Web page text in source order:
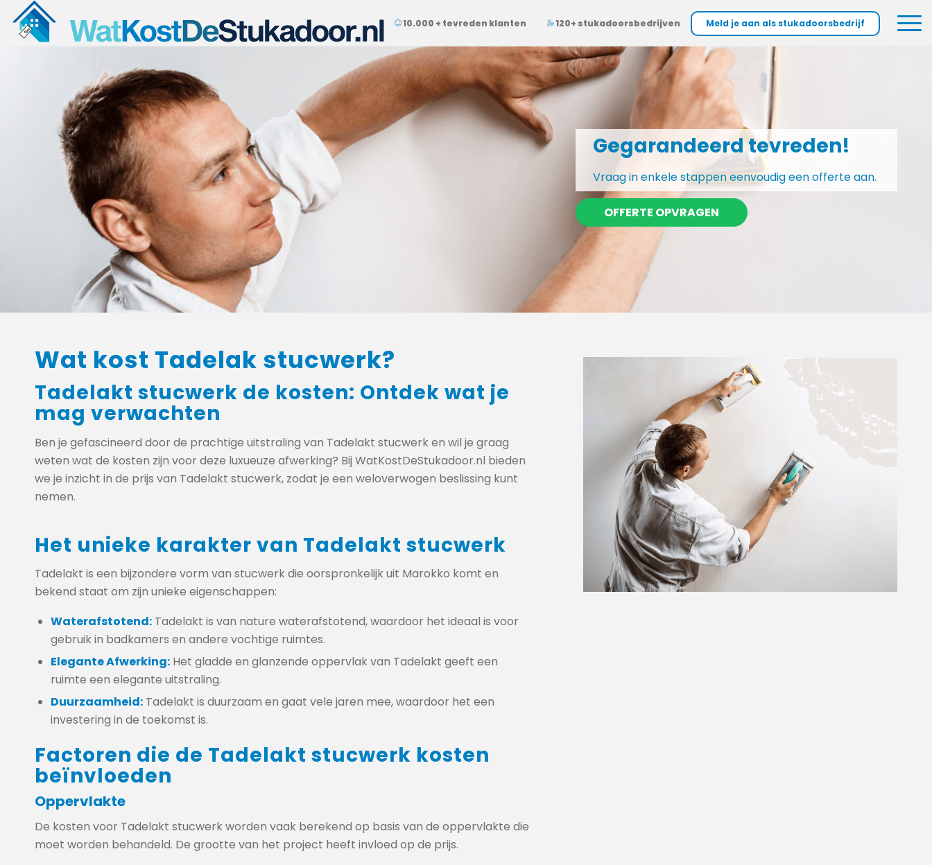
Meld je aan als stukadoorsbedrijf
120+ stukadoorsbedrijven
10.000 + tevreden klanten
Gegarandeerd tevreden!
Vraag in enkele stappen eenvoudig een offerte aan.
OFFERTE OPVRAGEN
Wat kost Tadelak stucwerk?
Tadelakt stucwerk de kosten: Ontdek wat je
mag verwachten
Ben je gefascineerd door de prachtige uitstraling van Tadelakt stucwerk en wil je graag
weten wat de kosten zijn voor deze luxueuze afwerking? Bij WatKostDeStukadoor.nl bieden
we je inzicht in de prijs van Tadelakt stucwerk, zodat je een weloverwogen beslissing kunt
nemen.
Het unieke karakter van Tadelakt stucwerk
Tadelakt is een bijzondere vorm van stucwerk die oorspronkelijk uit Marokko komt en
bekend staat om zijn unieke eigenschappen:
Waterafstotend: Tadelakt is van nature waterafstotend, waardoor het ideaal is voor
gebruik in badkamers en andere vochtige ruimtes.
Elegante Afwerking: Het gladde en glanzende oppervlak van Tadelakt geeft een
ruimte een elegante uitstraling.
Duurzaamheid: Tadelakt is duurzaam en gaat vele jaren mee, waardoor het een
investering in de toekomst is.
Factoren die de Tadelakt stucwerk kosten
beïnvloeden
Oppervlakte
De kosten voor Tadelakt stucwerk worden vaak berekend op basis van de oppervlakte die
moet worden behandeld. De grootte van het project heeft invloed op de prijs.